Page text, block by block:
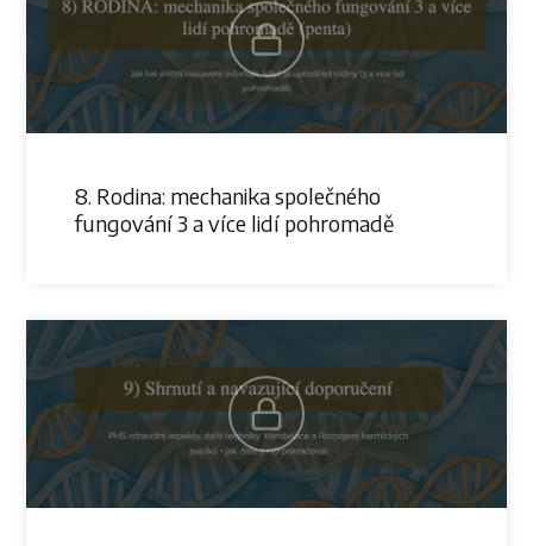
8. Rodina: mechanika společného
fungování 3 a více lidí pohromadě